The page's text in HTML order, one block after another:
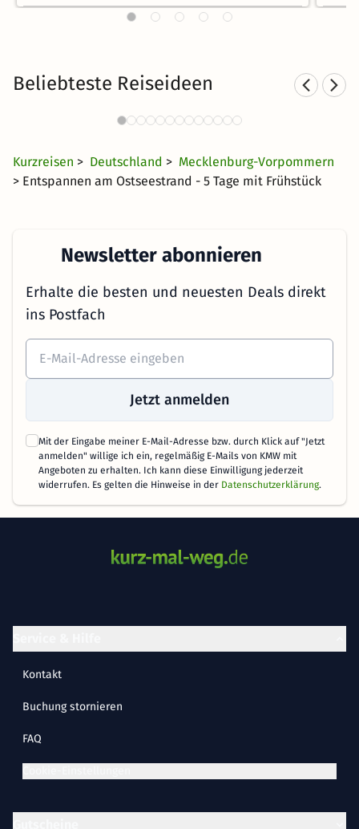
Beliebteste Reiseideen
Hotel am See in
Kurzreisen > Deutschland > Mecklenburg-Vorpommern
> Entspannen am Ostseestrand - 5 Tage mit Frühstück
Newsletter abonnieren
Erhalte die besten und neuesten Deals direkt
ins Postfach
Jetzt anmelden
Mit der Eingabe meiner E-Mail-Adresse bzw. durch Klick auf "Jetzt
anmelden" willige ich ein, regelmäßig E-Mails von KMW mit
Angeboten zu erhalten. Ich kann diese Einwilligung jederzeit
widerrufen. Es gelten die Hinweise in der Datenschutzerklärung.
Kontakt
Buchung stornieren
FAQ